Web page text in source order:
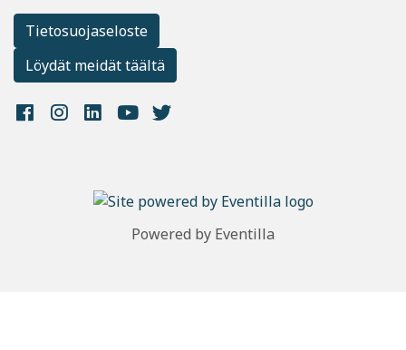
Tietosuojaseloste
Löydät meidät täältä
Powered by Eventilla